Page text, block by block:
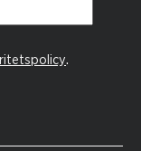
.